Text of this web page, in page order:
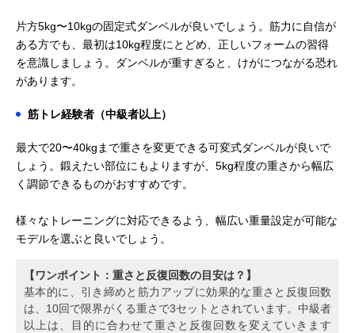
片方5kg〜10kgの固定式ダンベルが良いでしょう。筋力に自信が
ある方でも、最初は10kg程度にとどめ、正しいフォームの習得
を意識しましょう。ダンベルが重すぎると、けがにつながる恐れ
があります。
筋トレ経験者（中級者以上）
最大で20〜40kgまで重さを変更できる可変式ダンベルが良いで
しょう。鍛えたい部位にもよりますが、5kg程度の重さから幅広
く調節できるものがおすすめです。
様々なトレーニングに対応できるよう、幅広い重量設定が可能な
モデルを選ぶと良いでしょう。
【ワンポイント：重さと反復回数の目安は？】
基本的に、引き締めと筋力アップに効果的な重さと反復回数
は、10回で限界がくる重さで3セットとされています。中級者
以上は、目的に合わせて重さと反復回数を変えていきます